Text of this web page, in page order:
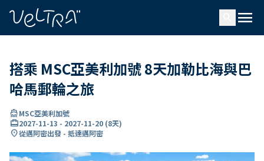
menu
搭乘 MSC亞美利加號 8天加勒比海與巴
哈馬郵輪之旅
directions_boatMSC亞美利加號
card_travel2027-11-13 - 2027-11-20 (8天)
location_on從邁阿密出發 - 抵達邁阿密